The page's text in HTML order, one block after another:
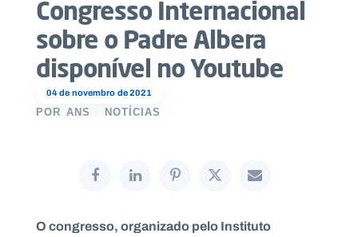
04 de novembro de 2021
Congresso Internacional
sobre o Padre Albera
disponível no Youtube
POR ANS NOTÍCIAS
O congresso, organizado pelo Instituto
fazemos
Recursos
Notícias
A